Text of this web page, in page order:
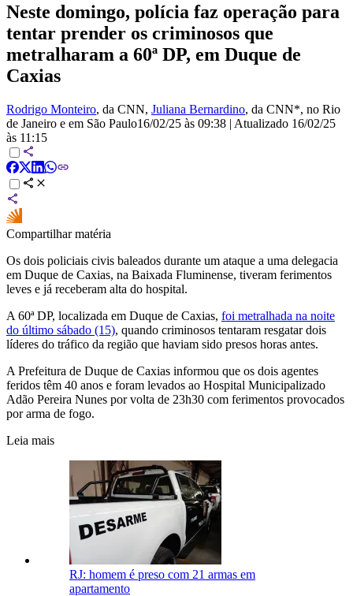
Neste domingo, polícia faz operação para
tentar prender os criminosos que
metralharam a 60ª DP, em Duque de
Caxias
Rodrigo Monteiro, da CNN, Juliana Bernardino, da CNN*, no Rio
de Janeiro e em São Paulo16/02/25 às 09:38 | Atualizado 16/02/25
às 11:15
Compartilhar matéria
Os dois policiais civis baleados durante um ataque a uma delegacia
em Duque de Caxias, na Baixada Fluminense, tiveram ferimentos
leves e já receberam alta do hospital.
A 60ª DP, localizada em Duque de Caxias, foi metralhada na noite
do último sábado (15), quando criminosos tentaram resgatar dois
líderes do tráfico da região que haviam sido presos horas antes.
A Prefeitura de Duque de Caxias informou que os dois agentes
feridos têm 40 anos e foram levados ao Hospital Municipalizado
Adão Pereira Nunes por volta de 23h30 com ferimentos provocados
por arma de fogo.
Leia mais
RJ: homem é preso com 21 armas em
apartamento